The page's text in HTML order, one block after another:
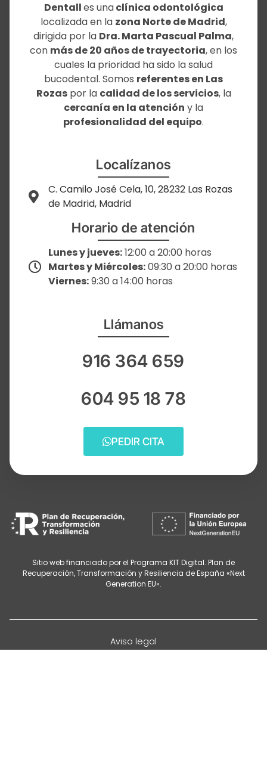
Dentalles unaclínica odontológica
localizada en la zona Norte de Madrid,
dirigida por la Dra. Marta Pascual Palma,
con más de 20 años de trayectoria, en los
cuales la prioridad ha sido la salud
bucodental. Somos referentes en Las
Rozaspor la calidad de los servicios, la
cercanía en la atención y la
profesionalidad del equipo.
Localízanos
C. Camilo José Cela, 10, 28232 Las Rozas
de Madrid, Madrid
Horario de atención
Lunes y jueves:12:00 a 20:00 horas
Martes y Miércoles:09:30 a 20:00 horas
Viernes:9:30 a 14:00 horas
Llámanos
916 364 659
604 95 18 78
PEDIR CITA
Sitio web financiado por el Programa KIT Digital. Plan de
Recuperación, Transformación y Resiliencia de España «Next
Generation EU».
Aviso legal